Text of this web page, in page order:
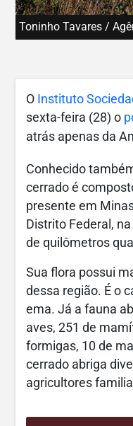
Toninho Tavares /
O Instituto
sexta-feira (28) o
atrás apenas da
Conhecido
cerrado é
presente em
Distrito Federal,
de quilômetros
Sua flora possui
dessa região. É o
ema. Já a fauna
aves, 251 de
formigas, 10 de
cerrado abriga
agricultores